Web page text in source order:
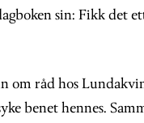
sin: Fikk det
om råd hos
benet hennes.